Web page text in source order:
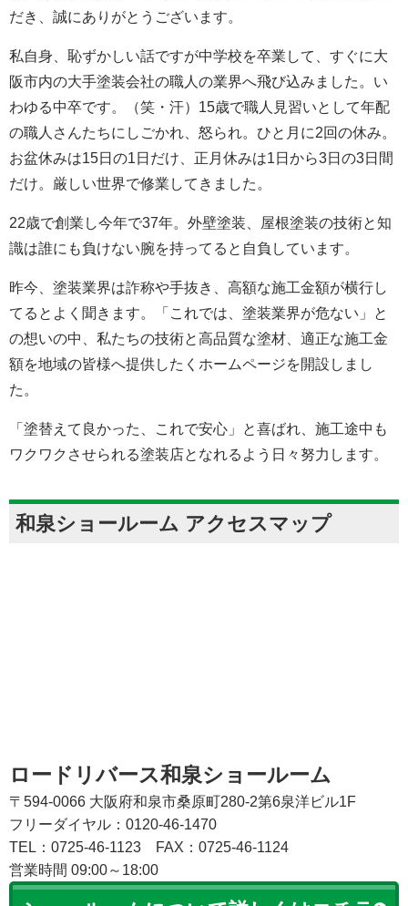
だき、誠にありがとうございます。
私自身、恥ずかしい話ですが中学校を卒業して、すぐに大
阪市内の大手塗装会社の職人の業界へ飛び込みました。い
わゆる中卒です。（笑・汗）15歳で職人見習いとして年配
の職人さんたちにしごかれ、怒られ。ひと月に2回の休み。
お盆休みは15日の1日だけ、正月休みは1日から3日の3日間
だけ。厳しい世界で修業してきました。
22歳で創業し今年で37年。外壁塗装、屋根塗装の技術と知
識は誰にも負けない腕を持ってると自負しています。
昨今、塗装業界は詐称や手抜き、高額な施工金額が横行し
てるとよく聞きます。「これでは、塗装業界が危ない」と
の想いの中、私たちの技術と高品質な塗材、適正な施工金
額を地域の皆様へ提供したくホームページを開設しまし
た。
「塗替えて良かった、これで安心」と喜ばれ、施工途中も
ワクワクさせられる塗装店となれるよう日々努力します。
和泉ショールーム アクセスマップ
ロードリバース和泉ショールーム
〒594-0066 大阪府和泉市桑原町280-2第6泉洋ビル1F
フリーダイヤル：0120-46-1470
TEL：0725-46-1123
FAX：0725-46-1124
営業時間 09:00～18:00